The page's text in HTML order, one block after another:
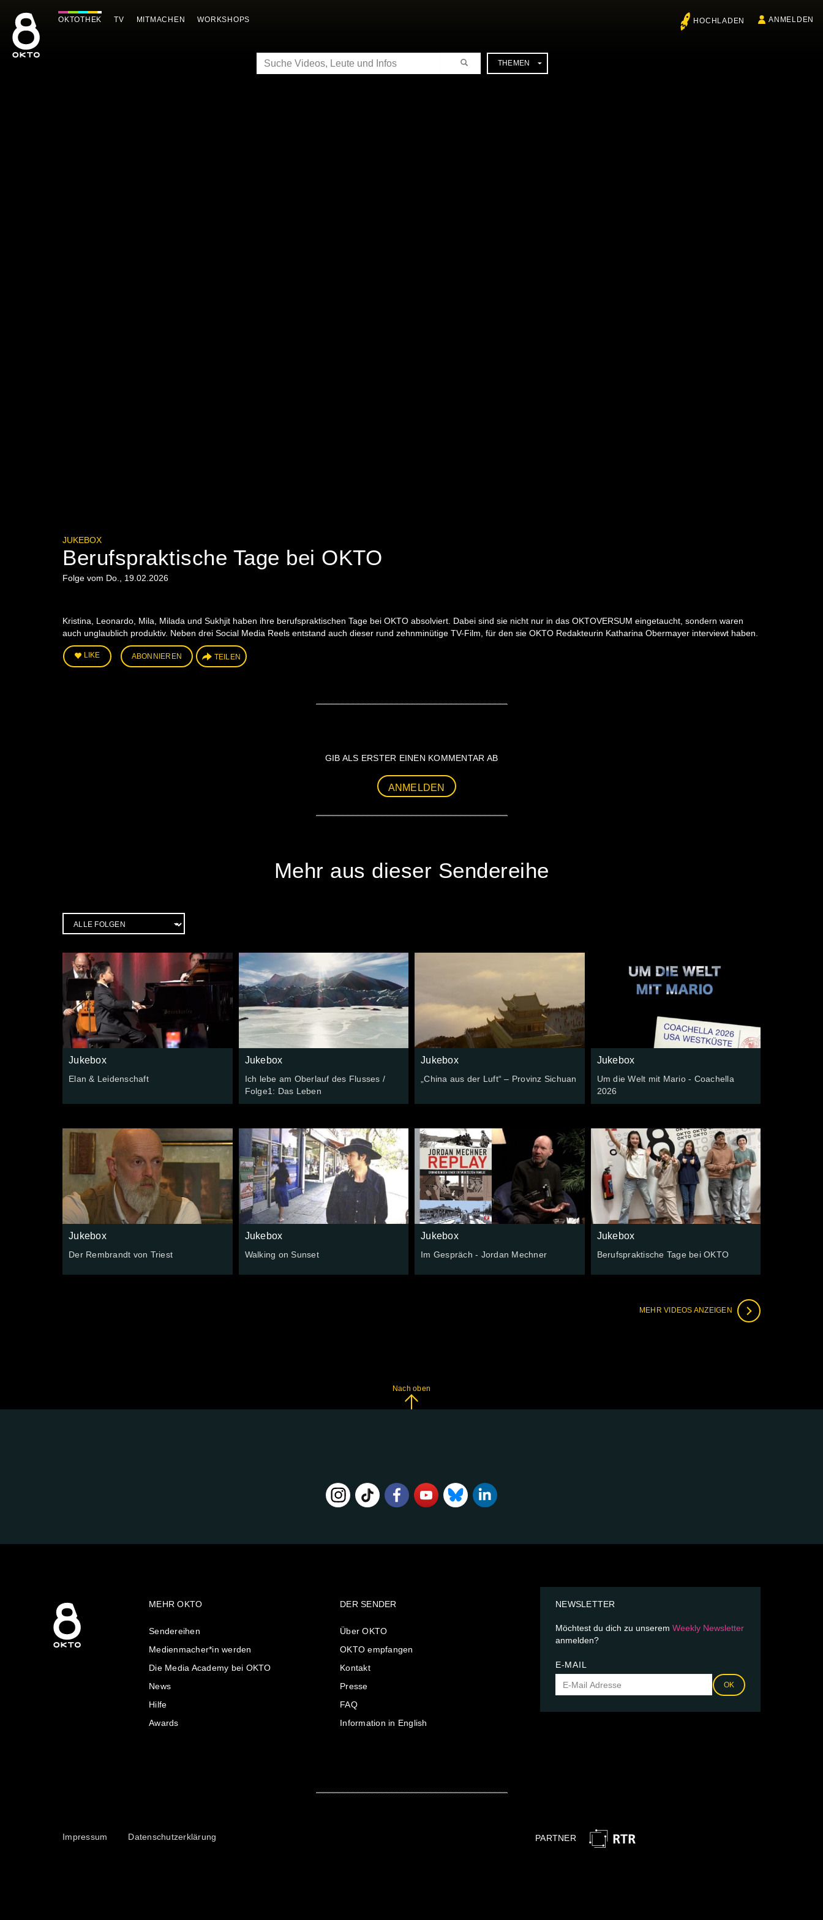
Inhalt
springen
OKTOTHEK TV MITMACHEN WORKSHOPS HOCHLADEN ANMELDEN
SUCHE THEMEN
JUKEBOX
Berufspraktische Tage bei OKTO
Folge vom Do., 19.02.2026
Kristina, Leonardo, Mila, Milada und Sukhjit haben ihre berufspraktischen Tage bei OKTO absolviert. Dabei sind sie nicht nur in das OKTOVERSUM eingetaucht, sondern waren
auch unglaublich produktiv. Neben drei Social Media Reels entstand auch dieser rund zehnminütige TV-Film, für den sie OKTO Redakteurin Katharina Obermayer interviewt haben.
LIKE ABONNIEREN TEILEN
GIB ALS ERSTER EINEN KOMMENTAR AB
ANMELDEN
Mehr aus dieser Sendereihe
Jukebox
Elan & Leidenschaft
Jukebox
Ich lebe am Oberlauf des Flusses /
Folge1: Das Leben
Jukebox
„China aus der Luft“ – Provinz Sichuan
Jukebox
Um die Welt mit Mario - Coachella
2026
Jukebox
Der Rembrandt von Triest
Jukebox
Walking on Sunset
Jukebox
Im Gespräch - Jordan Mechner
Jukebox
Berufspraktische Tage bei OKTO
MEHR VIDEOS ANZEIGEN
Nach oben
MEHR OKTO
Sendereihen
Medienmacher*in werden
Die Media Academy bei OKTO
News
Hilfe
Awards
DER SENDER
Über OKTO
OKTO empfangen
Kontakt
Presse
FAQ
Information in English
NEWSLETTER
Möchtest du dich zu unserem Weekly Newsletter
anmelden?
E-MAIL
OK
Impressum Datenschutzerklärung PARTNER